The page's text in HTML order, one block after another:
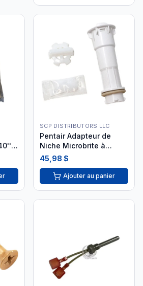
x
SCP DISTRIBUTORS LLC
Pentair Adapteur de
Niche Microbrite à
Globrite 618040
45,98 $
Ajouter au panier